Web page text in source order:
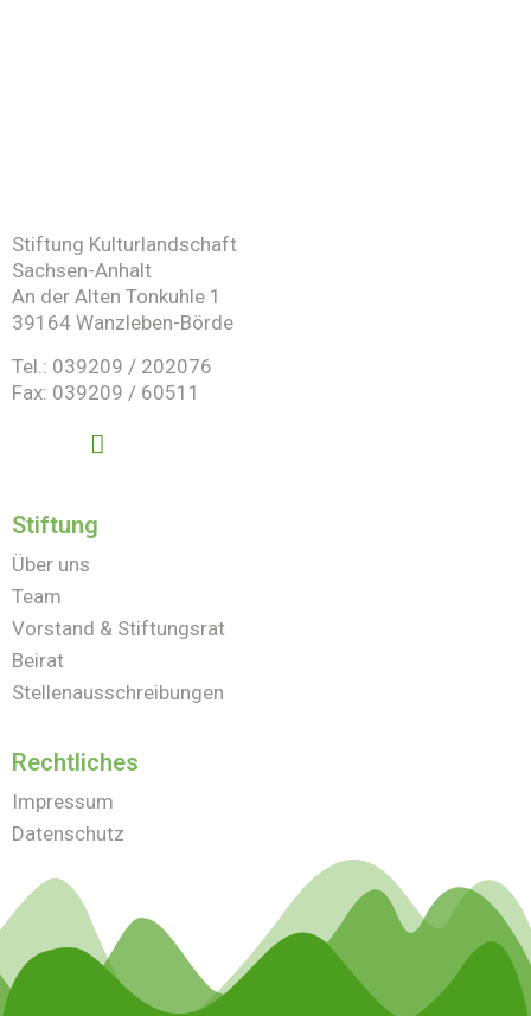
Stiftung Kulturlandschaft
Sachsen-Anhalt
An der Alten Tonkuhle 1
39164 Wanzleben-Börde
Tel.: 039209 / 202076
Fax: 039209 / 60511
Stiftung
Über uns
Team
Vorstand & Stiftungsrat
Beirat
Stellenausschreibungen
Rechtliches
Impressum
Datenschutz